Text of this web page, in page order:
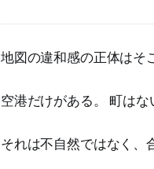
地図の違和感の正体はそ
空港だけがある。 町はな
それは不自然ではなく、